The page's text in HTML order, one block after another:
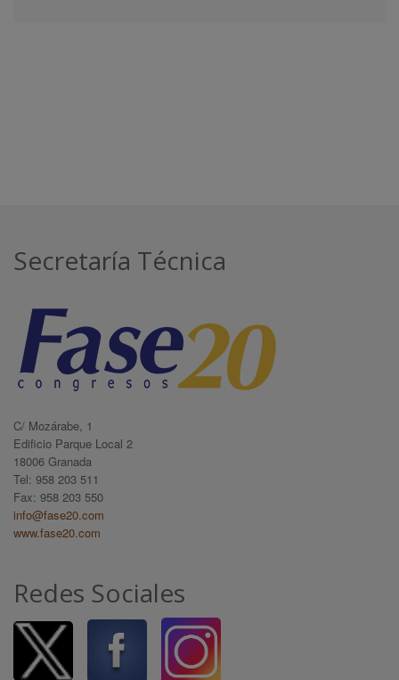
Secretaría Técnica
C/ Mozárabe, 1
Edificio Parque Local 2
18006 Granada
Tel: 958 203 511
Fax: 958 203 550
info@fase20.com
www.fase20.com
Redes Sociales